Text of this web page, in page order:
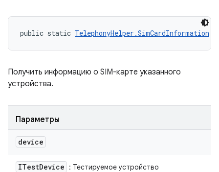
public static TelephonyHelper.SimCardInformation
Получить информацию о SIM-карте указанного
устройства.
Параметры
device
ITestDevice : Тестируемое устройство